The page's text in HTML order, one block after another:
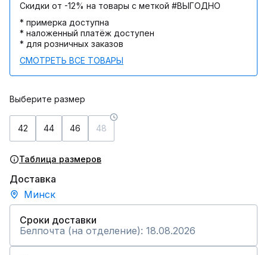
Скидки от -12% на товары с меткой #ВЫГОДНО
* примерка доступна
* наложенный платёж доступен
* для розничных заказов
СМОТРЕТЬ ВСЕ ТОВАРЫ
Выберите размер
42 44 46 48
Таблица размеров
Доставка
Минск
Сроки доставки
Белпочта (на отделение): 18.08.2026